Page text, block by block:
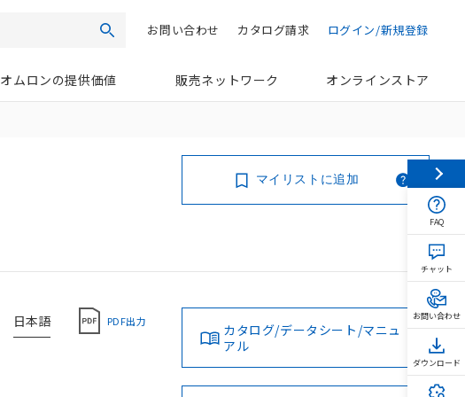
検索 ログイン/新規登録
カタログ請求
お問い合わせ
オムロンの提供価値 販売ネットワーク オンラインストア
マイリストに追加
日本語 PDF出力
カタログ/データシート/マニュ
アル
FAQ
チャット
お問い合わせ
ダウンロード